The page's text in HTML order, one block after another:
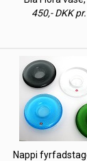
450,- DKK
Nappi